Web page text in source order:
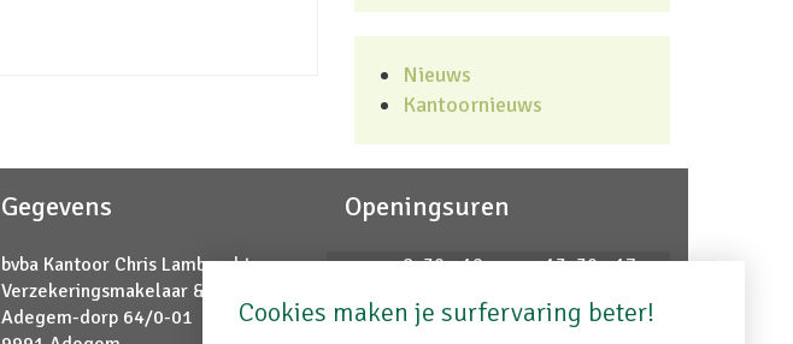
Nieuws
Kantoornieuws
Gegevens
bvba Kantoor Chris Lambrecht
Verzekeringsmakelaar & bankagent
Adegem-dorp 64/0-01
Openingsuren
ma 8u30 - 12u
13u30 - 17u
wo
8u30 - 12u
gesloten
Cookies maken je surfervaring beter!